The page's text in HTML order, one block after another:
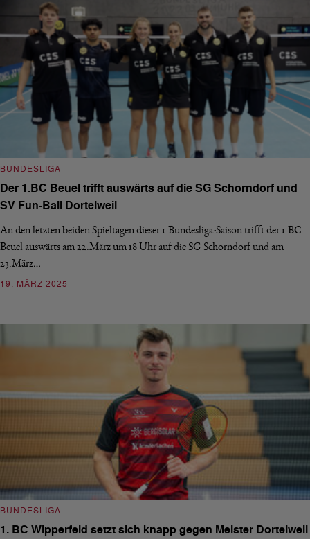
BUNDESLIGA
Der 1.BC Beuel trifft auswärts auf die SG Schorndorf und
SV Fun-Ball Dortelweil
An den letzten beiden Spieltagen dieser 1.Bundesliga-Saison trifft der 1.BC
Beuel auswärts am 22.März um 18 Uhr auf die SG Schorndorf und am
23.März…
19. MÄRZ 2025
BUNDESLIGA
1. BC Wipperfeld setzt sich knapp gegen Meister Dortelweil